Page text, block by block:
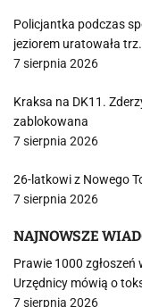
Policjantka podczas
jeziorem uratowała
7 sierpnia 2026
Kraksa na DK11.
zablokowana
7 sierpnia 2026
26-latkowi z Nowego
7 sierpnia 2026
NAJNOWSZE
Prawie 1000
Urzędnicy mówią o
7 sierpnia 2026